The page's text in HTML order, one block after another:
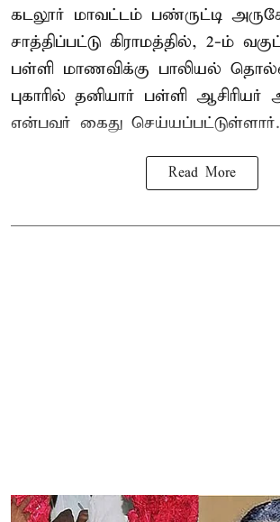
கடலூர் மாவட்டம் பண்ருட்டி
சாத்திப்பட்டு கிராமத்தில், 2-ம்
பள்ளி மாணவிக்கு பாலியல்
புகாரில் தனியார் பள்ளி
என்பவர் கைது செய்யப்பட்டுள்ளார்.
Read More